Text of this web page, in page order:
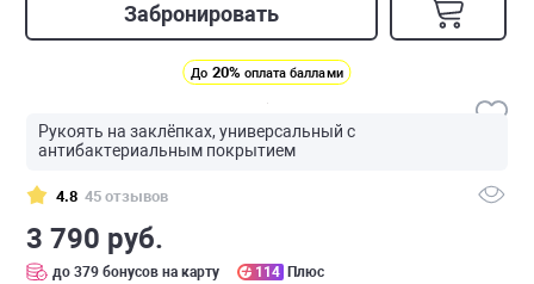
Забронировать
До 20% оплата баллами
Рукоять на заклёпках, универсальный с
антибактериальным покрытием
4.8 45 отзывов
3 790 руб.
до 379 бонусов на карту 114 Плюс